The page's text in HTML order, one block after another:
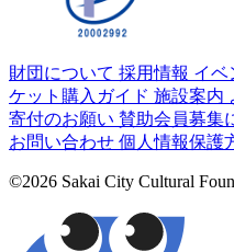
財団について 採用情報 イベ
ケット購入ガイド 施設案内
寄付のお願い 賛助会員募集
お問い合わせ 個人情報保護
©2026 Sakai City Cultural